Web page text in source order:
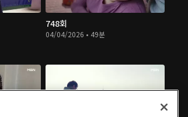
748회
04/04/2026 • 49분